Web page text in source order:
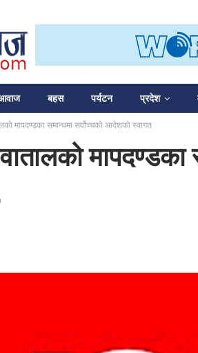
बहस पर्यटन प्रदेश
मापदण्डका सम्वन्धमा सर्वोच्चको आदेशको स्वागत